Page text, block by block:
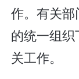
作。有关
的统一组
关工作。